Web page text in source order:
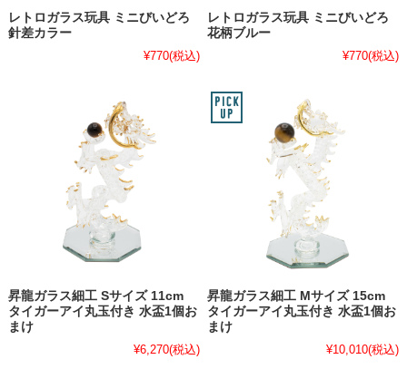
レトロガラス玩具 ミニびいどろ
針差カラー
¥770(税込)
レトロガラス玩具 ミニびいどろ
花柄ブルー
¥770(税込)
昇龍ガラス細工 Sサイズ 11cm
タイガーアイ丸玉付き 水盃1個お
まけ
¥6,270(税込)
昇龍ガラス細工 Mサイズ 15cm
タイガーアイ丸玉付き 水盃1個お
まけ
¥10,010(税込)